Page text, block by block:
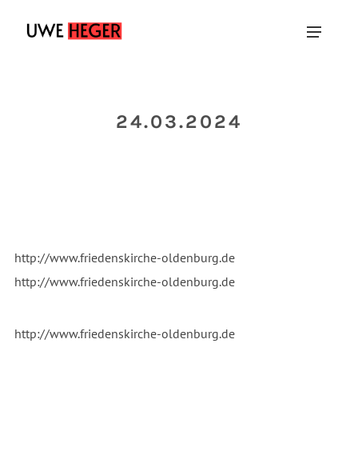
24.03.2024
http://www.friedenskirche-oldenburg.de
http://www.friedenskirche-oldenburg.de
http://www.friedenskirche-oldenburg.de